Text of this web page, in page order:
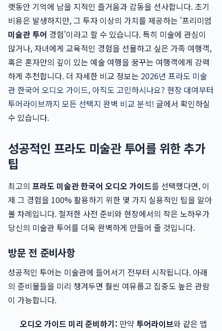
랫동안 기억에 남을 지적인 즐거움과 감동을 선사합니다. 초기
비용은 발생하지만, 그 투자 이상의 가치를 제공하는 '프리미엄
미술관 투어 경험'이라고 할 수 있습니다. 특히 미술에 관심이
많거나, 자녀에게 교육적인 경험을 선물하고 싶은 가족 여행객,
혹은 혼자만의 깊이 있는 예술 여행을 꿈꾸는 여행객에게 강력
하게 추천합니다. 더 자세한 비교 정보는 2026년 프라도 미술
관 한국어 오디오 가이드, 아직도 고민하시나요? 현장 대여부터
투어라이브까지 모든 선택지 완벽 비교 분석! 글에서 확인하실
수 있습니다.
성공적인 프라도 미술관 투어를 위한 추가
팁
최고의 프라도 미술관 한국어 오디오 가이드를 선택했다면, 이
제 그 경험을 100% 활용하기 위한 몇 가지 실용적인 팁을 알아
볼 차례입니다. 철저한 사전 준비와 현장에서의 작은 노하우가
당신의 미술관 투어를 더욱 완벽하게 만들어 줄 것입니다.
방문 전 준비사항
성공적인 투어는 미술관에 들어서기 전부터 시작됩니다. 아래
의 준비물들을 미리 챙겨두면 훨씬 여유롭고 집중도 높은 관람
이 가능합니다.
오디오 가이드 미리 준비하기: 만약 투어라이브와 같은 앱